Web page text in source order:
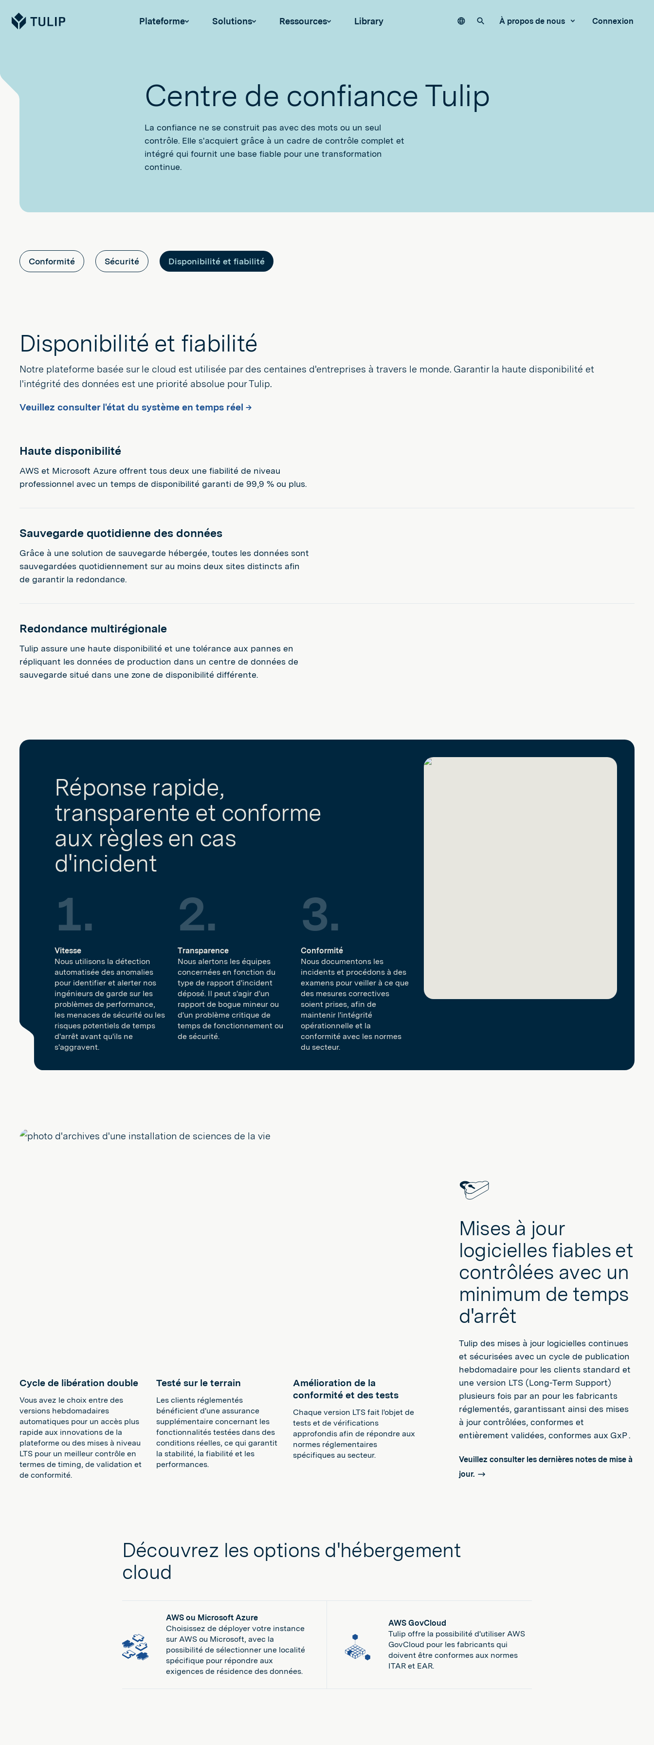
Tulip Plateforme Solutions Ressources Library LanguageRechercher sur notre site
À propos de nous Connexion
Centre de confiance Tulip
La confiance ne se construit pas avec des mots ou un seul
contrôle. Elle s'acquiert grâce à un cadre de contrôle complet et
intégré qui fournit une base fiable pour une transformation
continue.
Conformité Sécurité Disponibilité et fiabilité
Disponibilité et fiabilité
Notre plateforme basée sur le cloud est utilisée par des centaines d'entreprises à travers le monde. Garantir la haute disponibilité et
l'intégrité des données est une priorité absolue pour Tulip.
Veuillez consulter l'état du système en temps réel →
Haute disponibilité
AWS et Microsoft Azure offrent tous deux une fiabilité de niveau
professionnel avec un temps de disponibilité garanti de 99,9 % ou plus.
Sauvegarde quotidienne des données
Grâce à une solution de sauvegarde hébergée, toutes les données sont
sauvegardées quotidiennement sur au moins deux sites distincts afin
de garantir la redondance.
Redondance multirégionale
Tulip assure une haute disponibilité et une tolérance aux pannes en
répliquant les données de production dans un centre de données de
sauvegarde situé dans une zone de disponibilité différente.
Réponse rapide,
transparente et conforme
aux règles en cas
d'incident
Vitesse
Nous utilisons la détection
automatisée des anomalies
pour identifier et alerter nos
ingénieurs de garde sur les
problèmes de performance,
les menaces de sécurité ou les
risques potentiels de temps
d'arrêt avant qu'ils ne
s'aggravent.
Transparence
Nous alertons les équipes
concernées en fonction du
type de rapport d'incident
déposé. Il peut s'agir d'un
rapport de bogue mineur ou
d'un problème critique de
temps de fonctionnement ou
de sécurité.
Conformité
Nous documentons les
incidents et procédons à des
examens pour veiller à ce que
des mesures correctives
soient prises, afin de
maintenir l'intégrité
opérationnelle et la
conformité avec les normes
du secteur.
Mises à jour
logicielles fiables et
contrôlées avec un
minimum de temps
d'arrêt
Tulip des mises à jour logicielles continues
et sécurisées avec un cycle de publication
hebdomadaire pour les clients standard et
une version LTS (Long-Term Support)
plusieurs fois par an pour les fabricants
réglementés, garantissant ainsi des mises
à jour contrôlées, conformes et
entièrement validées, conformes aux GxP .
Veuillez consulter les dernières notes de mise à
jour.
Cycle de libération double
Vous avez le choix entre des
versions hebdomadaires
automatiques pour un accès plus
rapide aux innovations de la
plateforme ou des mises à niveau
LTS pour un meilleur contrôle en
termes de timing, de validation et
de conformité.
Testé sur le terrain
Les clients réglementés
bénéficient d'une assurance
supplémentaire concernant les
fonctionnalités testées dans des
conditions réelles, ce qui garantit
la stabilité, la fiabilité et les
performances.
Amélioration de la
conformité et des tests
Chaque version LTS fait l'objet de
tests et de vérifications
approfondis afin de répondre aux
normes réglementaires
spécifiques au secteur.
Découvrez les options d'hébergement
cloud
AWS ou Microsoft Azure
Choisissez de déployer votre instance
sur AWS ou Microsoft, avec la
possibilité de sélectionner une localité
spécifique pour répondre aux
exigences de résidence des données.
AWS GovCloud
Tulip offre la possibilité d'utiliser AWS
GovCloud pour les fabricants qui
doivent être conformes aux normes
ITAR et EAR.